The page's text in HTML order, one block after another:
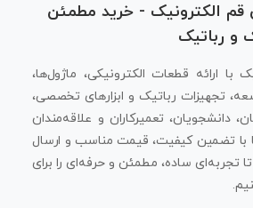
قم الکترونیک - خرید مطمئن
و رباتیک
با ارائه قطعات الکترونیکی، ماژول‌ها،
تجهیزات رباتیک و ابزارهای تخصصی،
دانشجویان، تعمیرکاران و علاقه‌مندان
با تضمین کیفیت، قیمت مناسب و ارسال
تجربه‌ای ساده، مطمئن و حرفه‌ای را برای